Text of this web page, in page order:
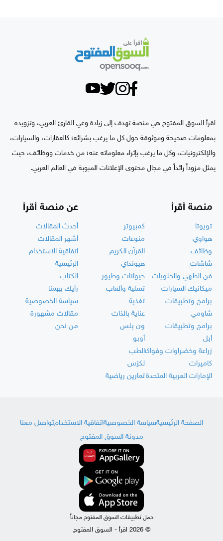
اقرأ السوق المفتوح هي منصة تهدف إلى زيادة وعي القارئ العربي، وتزويده
بمعلومات صحيحة وموثوقة حول كل ما يرغب بشرائه؛ كالعقارات، والسيارات،
والإلكترونيات، وكل ما يرغب بإثراء معلوماته عنه؛ من خدمات ووظائف، حيث
يمثل مزوداً رائداً في مجال محتوى الإعلانات المبوبة في العالم العربي.
منصة أقرأ
تويوتا
كمبيوتر
هواوي
منوعات
وظائف
القرآن الكريم
شاشات
هيونداي
فن الطهي والحلويات
حيوانات وطيور
ميكانيك السيارات
تسلية وألعاب
برامج وتطبيقات
تغذية
شاومي
عناية بالذات
برامج وتطبيقات
ون بلس
أبل
أوبو
زراعة وخضراوات وفواكهالطب
كاميرات
لكزس
الإمارات العربية المتحدةتمارين رياضية
عن منصة أقرأ
أحدث المقالات
أشهر المقالات
اتفاقية الاستخدام
الرئيسية
الكتاب
رأيك يهمنا
سياسة الخصوصية
مقالات مشهورة
من نحن
الصفحة الرئيسيةسياسة الخصوصيةاتفاقية الاستخدامتواصل معنا
مدونة السوق المفتوح
حمل تطبيقات السوق المفتوح مجاناً
© 2026 اقرأ - السوق المفتوح